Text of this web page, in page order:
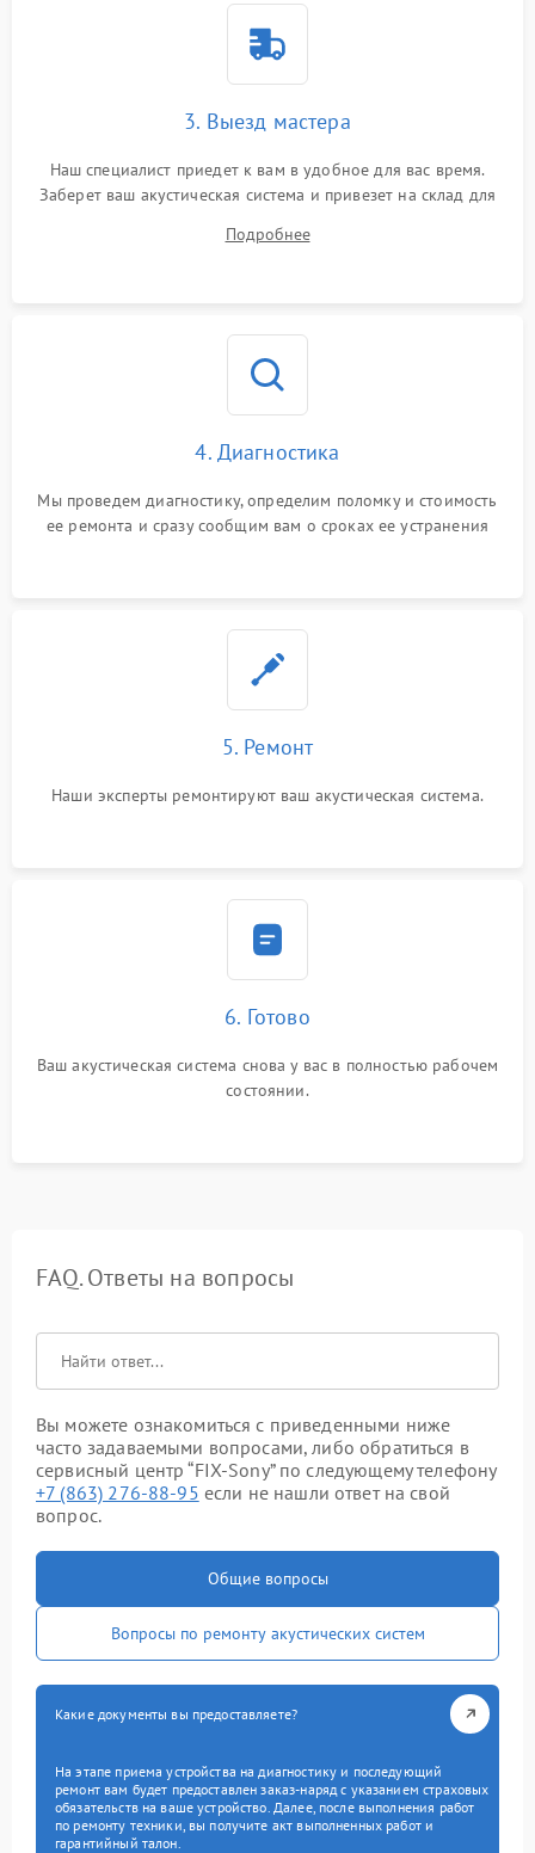
3. Выезд мастера
Наш специалист приедет к вам в удобное для вас время.
Заберет ваш акустическая система и привезет на склад для
Подробнее
4. Диагностика
Мы проведем диагностику, определим поломку и стоимость
ее ремонта и сразу сообщим вам о сроках ее устранения
5. Ремонт
Наши эксперты ремонтируют ваш акустическая система.
6. Готово
Ваш акустическая система снова у вас в полностью рабочем
состоянии.
FAQ. Ответы на вопросы
Вы можете ознакомиться с приведенными ниже
часто задаваемыми вопросами, либо обратиться в
сервисный центр “FIX-Sony” по следующему телефону
+7 (863) 276-88-95 если не нашли ответ на свой
вопрос.
Общие вопросы
Вопросы по ремонту акустических систем
Какие документы вы предоставляете?
На этапе приема устройства на диагностику и последующий
ремонт вам будет предоставлен заказ-наряд с указанием страховых
обязательств на ваше устройство. Далее, после выполнения работ
по ремонту техники, вы получите акт выполненных работ и
гарантийный талон.